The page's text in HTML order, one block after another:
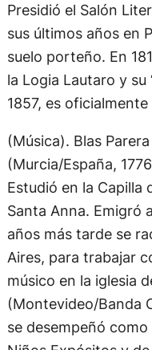
Presidió el Salón
sus últimos años en
suelo porteño. En
la Logia Lautaro y su
1857, es
(Música). Blas
(Murcia/España,
Estudió en la Capilla
Santa Anna. Emigró
años más tarde se
Aires, para trabajar
músico en la iglesia
(Montevideo/Banda
se desempeñó